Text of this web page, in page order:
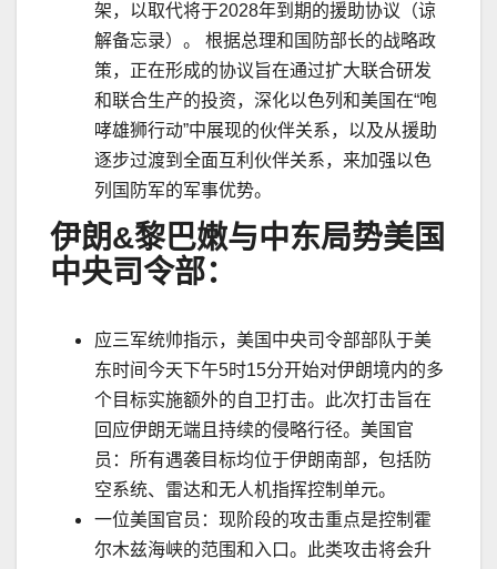
架，以取代将于2028年到期的援助协议（谅
解备忘录）。 根据总理和国防部长的战略政
策，正在形成的协议旨在通过扩大联合研发
和联合生产的投资，深化以色列和美国在“咆
哮雄狮行动”中展现的伙伴关系，以及从援助
逐步过渡到全面互利伙伴关系，来加强以色
列国防军的军事优势。
伊朗&黎巴嫩与中东局势美国
中央司令部：
应三军统帅指示，美国中央司令部部队于美
东时间今天下午5时15分开始对伊朗境内的多
个目标实施额外的自卫打击。此次打击旨在
回应伊朗无端且持续的侵略行径。美国官
员：所有遇袭目标均位于伊朗南部，包括防
空系统、雷达和无人机指挥控制单元。
一位美国官员：现阶段的攻击重点是控制霍
尔木兹海峡的范围和入口。此类攻击将会升